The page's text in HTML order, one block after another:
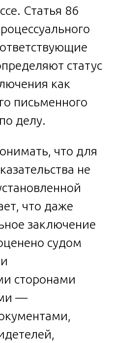
Статья 86
статус
как
письменного
делу.
что для
не
что даже
заключение
судом
сторонами
—